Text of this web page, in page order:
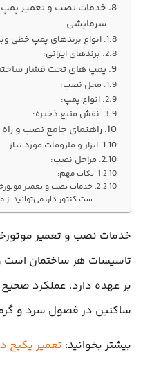
خدمات نصب و تعمیر
سرمایشی
انواع برندهای پمپ خطی
برندهای ایرانی:
پمپ های تحت فشار
محل نصب:
انواع پمپ:
نقش منبع ذخیره:
راهنمای جامع نصب و
ابزار و ملزومات مورد نیاز:
مراحل نصب:
نکات مهم:
خدمات نصب و تعمیر
ست کنتور دار، می‌توانید از
خدمات نصب و تعمیر
تاسیسات هر ساختمان
بر عهده دارد. عملکرد
ساکنین در فصول سرد و
بیشتر بخوانید: تعمیر پکیج